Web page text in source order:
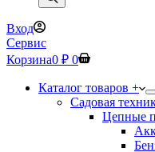
Вход
Сервис
Корзина0 ₽ 0
Каталог товаров +
Садовая
Цепные